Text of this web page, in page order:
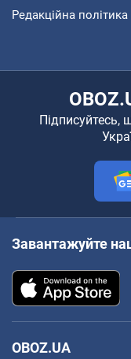
Редакційна політика
Підписуйтесь,
Завантажуйте
OBOZ.UA